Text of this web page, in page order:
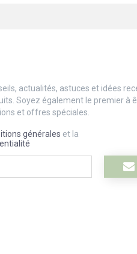
actualités, astuces et idées
Soyez également le premier à
et offres spéciales.
générales et la